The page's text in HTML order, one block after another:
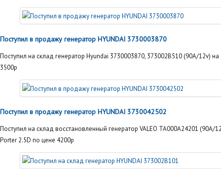
Поступил в продажу генератор HYUNDAI 3730003870
Поступил на склад генератор Hyundai 3730003870, 373002B510 (90А/12v)
3500р
Поступил в продажу генератор HYUNDAI 3730042502
Поступил на склад восстановленный генератор VALEO TA000A24201 (90А/
Porter 2.5D по цене 4200р